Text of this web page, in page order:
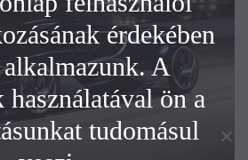
érdekében
A
ön a
tudomásul